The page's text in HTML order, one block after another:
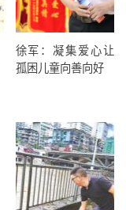
徐军：凝集爱心让
孤困儿童向善向好